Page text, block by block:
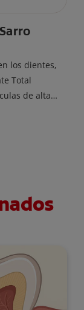
los dientes,
Total
de alta